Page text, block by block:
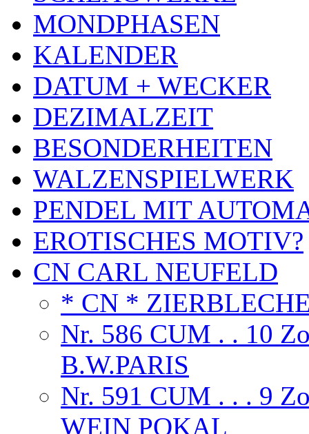
MONDPHASEN
KALENDER
DATUM + WECKER
DEZIMALZEIT
BESONDERHEITEN
WALZENSPIELWERK
PENDEL MIT
EROTISCHES MOTIV?
CN CARL NEUFELD
* CN *
Nr. 586 CUM . . 10
B.W.PARIS
Nr. 591 CUM . . . 9
WEIN POKAL